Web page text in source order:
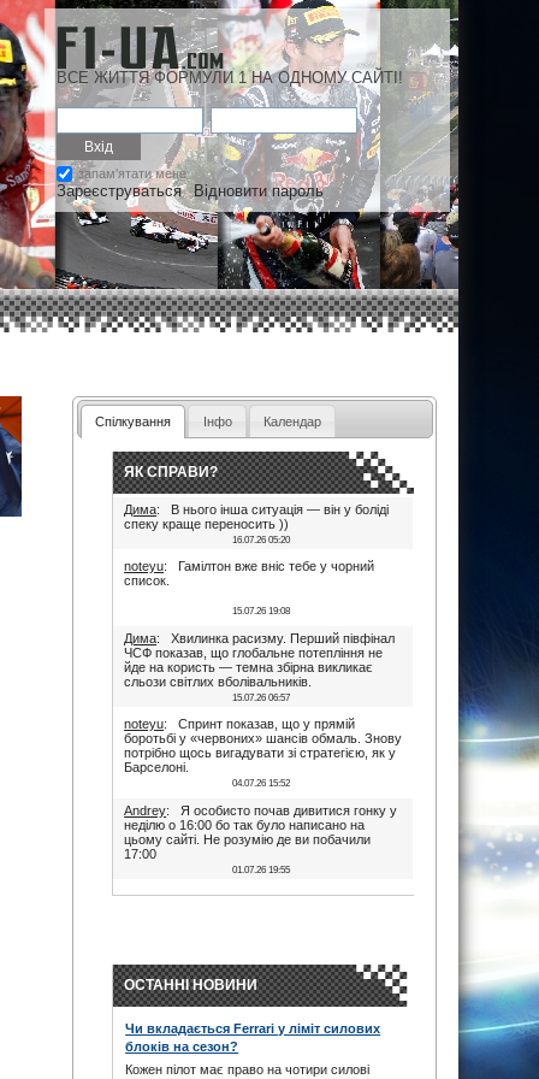
ВСЕ ЖИТТЯ ФОРМУЛИ 1 НА ОДНОМУ САЙТІ!
запам'ятати мене
Зареєструваться Відновити пароль
Спілкування Інфо Календар
ЯК СПРАВИ?
Дима: В нього інша ситуація — він у боліді
спеку краще переносить ))
16.07.26 05:20
noteyu: Гамілтон вже вніс тебе у чорний
список.
15.07.26 19:08
Дима: Хвилинка расизму. Перший півфінал
ЧСФ показав, що глобальне потепління не
йде на користь — темна збірна викликає
сльози світлих вболівальників.
15.07.26 06:57
noteyu: Спринт показав, що у прямій
боротьбі у «червоних» шансів обмаль. Знову
потрібно щось вигадувати зі стратегією, як у
Барселоні.
04.07.26 15:52
Andrey: Я особисто почав дивитися гонку у
неділю о 16:00 бо так було написано на
цьому сайті. Не розумію де ви побачили
17:00
01.07.26 19:55
Дима: Іди на..., я не заповнюю ці поля. В
maxizh: Було написано початок в 17:00. Не
трусі. Якщо руко-жоп, то визнай і сиди
тихесенько, вчись якісно працювати.
Дима: То злийся нафіг звідси, початок гонки
в 16:00. Все правильно написано було.
Червоних перехвалили. Що творили їх
ОСТАННІ НОВИНИ
Чи вкладається Ferrari у ліміт силових
блоків на сезон?
Кожен пілот має право на чотири силові